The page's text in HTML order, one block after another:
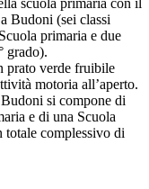
scuola primaria con il
Budoni (sei classi
primaria e due
grado).
prato verde fruibile
motoria all’aperto.
si compone di
e di una Scuola
totale complessivo di